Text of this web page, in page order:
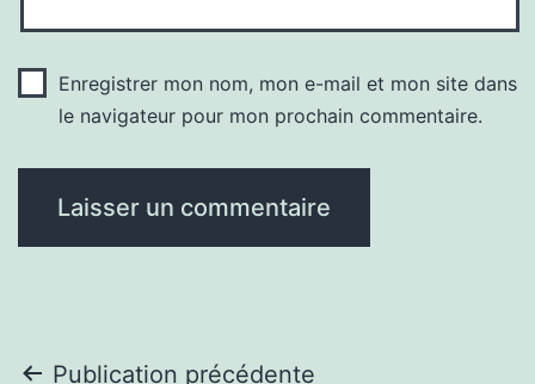
Enregistrer mon nom, mon e-mail et mon site dans
le navigateur pour mon prochain commentaire.
Publication précédente